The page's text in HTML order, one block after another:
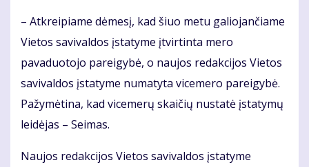
– Atkreipiame dėmesį, kad šiuo metu galiojančiame
Vietos savivaldos įstatyme įtvirtinta mero
pavaduotojo pareigybė, o naujos redakcijos Vietos
savivaldos įstatyme numatyta vicemero pareigybė.
Pažymėtina, kad vicemerų skaičių nustatė įstatymų
leidėjas – Seimas.
Naujos redakcijos Vietos savivaldos įstatyme